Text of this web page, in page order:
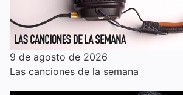
9 de agosto de 2026
Las canciones de la semana